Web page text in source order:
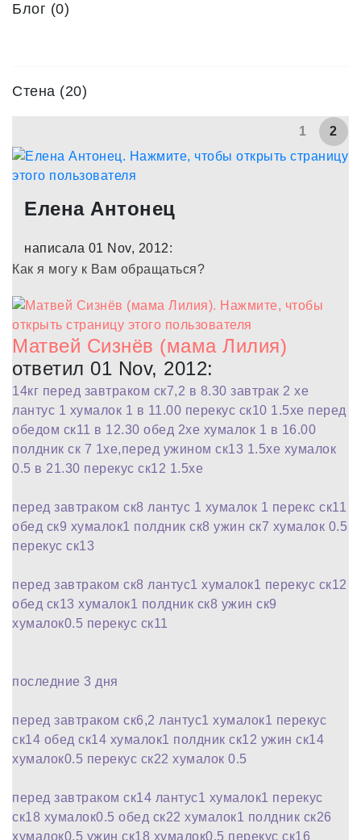
Блог (0)
Стена (20)
1 2
Елена Антонец
написала 01 Nov, 2012:
Как я могу к Вам обращаться?
Матвей Сизнёв (мама Лилия)
ответил 01 Nov, 2012:
14кг перед завтраком ск7,2 в 8.30 завтрак 2 хе
лантус 1 хумалок 1 в 11.00 перекус ск10 1.5хе перед
обедом ск11 в 12.30 обед 2хе хумалок 1 в 16.00
полдник ск 7 1хе,перед ужином ск13 1.5хе хумалок
0.5 в 21.30 перекус ск12 1.5хе
перед завтраком ск8 лантус 1 хумалок 1 перекс ск11
обед ск9 хумалок1 полдник ск8 ужин ск7 хумалок 0.5
перекус ск13
перед завтраком ск8 лантус1 хумалок1 перекус ск12
обед ск13 хумалок1 полдник ск8 ужин ск9
хумалок0.5 перекус ск11
последние 3 дня
перед завтраком ск6,2 лантус1 хумалок1 перекус
ск14 обед ск14 хумалок1 полдник ск12 ужин ск14
хумалок0.5 перекус ск22 хумалок 0.5
перед завтраком ск14 лантус1 хумалок1 перекус
ск18 хумалок0.5 обед ск22 хумалок1 полдник ск26
хумалок0.5 ужин ск18 хумалок0.5 перекус ск16